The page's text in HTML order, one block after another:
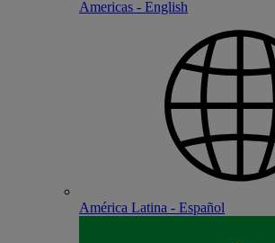
Americas - English
América Latina - Español